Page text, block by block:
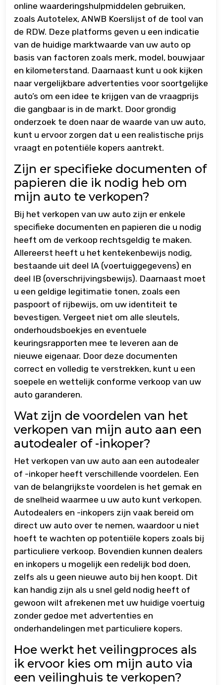
online waarderingshulpmiddelen gebruiken,
zoals Autotelex, ANWB Koerslijst of de tool van
de RDW. Deze platforms geven u een indicatie
van de huidige marktwaarde van uw auto op
basis van factoren zoals merk, model, bouwjaar
en kilometerstand. Daarnaast kunt u ook kijken
naar vergelijkbare advertenties voor soortgelijke
auto’s om een idee te krijgen van de vraagprijs
die gangbaar is in de markt. Door grondig
onderzoek te doen naar de waarde van uw auto,
kunt u ervoor zorgen dat u een realistische prijs
vraagt en potentiële kopers aantrekt.
Zijn er specifieke documenten of
papieren die ik nodig heb om
mijn auto te verkopen?
Bij het verkopen van uw auto zijn er enkele
specifieke documenten en papieren die u nodig
heeft om de verkoop rechtsgeldig te maken.
Allereerst heeft u het kentekenbewijs nodig,
bestaande uit deel IA (voertuiggegevens) en
deel IB (overschrijvingsbewijs). Daarnaast moet
u een geldige legitimatie tonen, zoals een
paspoort of rijbewijs, om uw identiteit te
bevestigen. Vergeet niet om alle sleutels,
onderhoudsboekjes en eventuele
keuringsrapporten mee te leveren aan de
nieuwe eigenaar. Door deze documenten
correct en volledig te verstrekken, kunt u een
soepele en wettelijk conforme verkoop van uw
auto garanderen.
Wat zijn de voordelen van het
verkopen van mijn auto aan een
autodealer of -inkoper?
Het verkopen van uw auto aan een autodealer
of -inkoper heeft verschillende voordelen. Een
van de belangrijkste voordelen is het gemak en
de snelheid waarmee u uw auto kunt verkopen.
Autodealers en -inkopers zijn vaak bereid om
direct uw auto over te nemen, waardoor u niet
hoeft te wachten op potentiële kopers zoals bij
particuliere verkoop. Bovendien kunnen dealers
en inkopers u mogelijk een redelijk bod doen,
zelfs als u geen nieuwe auto bij hen koopt. Dit
kan handig zijn als u snel geld nodig heeft of
gewoon wilt afrekenen met uw huidige voertuig
zonder gedoe met advertenties en
onderhandelingen met particuliere kopers.
Hoe werkt het veilingproces als
ik ervoor kies om mijn auto via
een veilinghuis te verkopen?